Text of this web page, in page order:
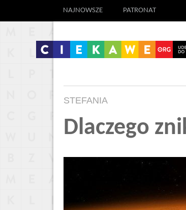
NAJNOWSZE PATRONAT
STEFANIA
Dlaczego